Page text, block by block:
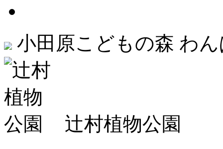
小田原こどもの森 わ
辻村植物公園